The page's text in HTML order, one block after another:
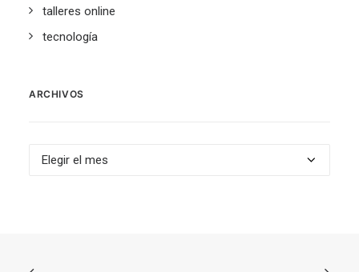
talleres online
tecnología
ARCHIVOS
Archivos